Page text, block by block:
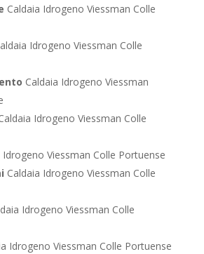
Caldaia Idrogeno Viessman Colle
Idrogeno Viessman Colle
Caldaia Idrogeno Viessman
Idrogeno Viessman Colle
Idrogeno Viessman Colle Portuense
Caldaia Idrogeno Viessman Colle
Idrogeno Viessman Colle
Idrogeno Viessman Colle Portuense